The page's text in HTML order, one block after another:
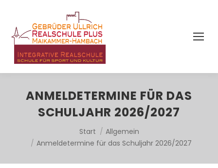
ANMELDETERMINE FÜR DAS
SCHULJAHR 2026/2027
Sie befinden sich hier:Start
Allgemein
Anmeldetermine für das Schuljahr 2026/2027